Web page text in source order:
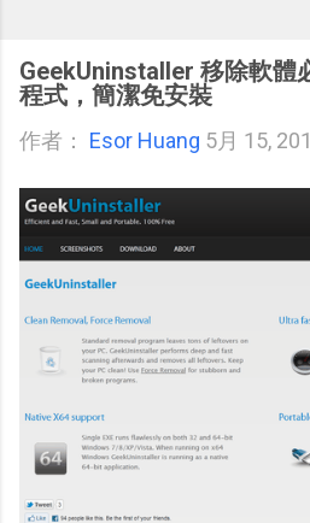
GeekUninstaller 移除軟體
程式，簡潔免安裝
作者： Esor Huang 5月 15,